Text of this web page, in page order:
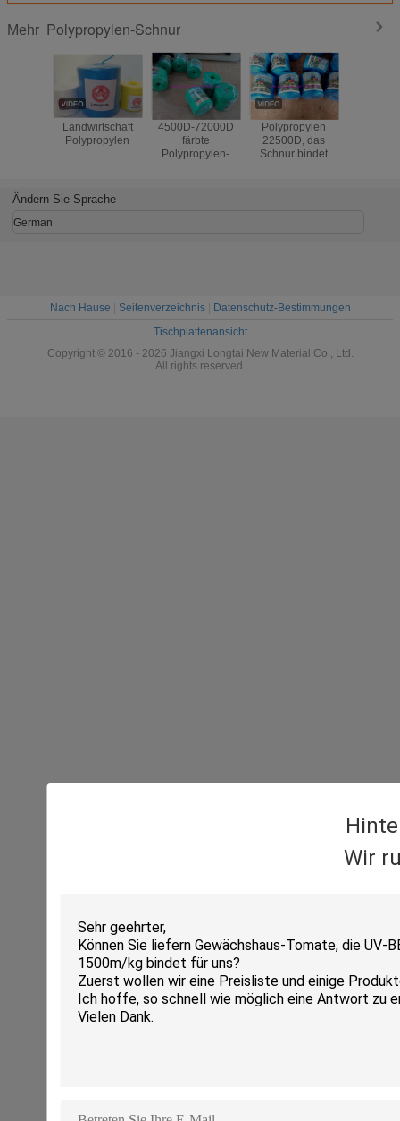
Wir
Mehr Polypropylen-Schnur
Landwirtschaft
Polypropylen
4500D-72000D
färbte
Polypropylen-
Polypropylen
22500D, das
Schnur bindet
Ändern Sie Sprache
German
Nach Hause Seitenverzeichnis|
Datenschutz-Bestimmungen
Tischplattenansicht
Copyright © 2016 - 2026 Jiangxi Longtai New Material Co., Ltd.
All rights reserved.